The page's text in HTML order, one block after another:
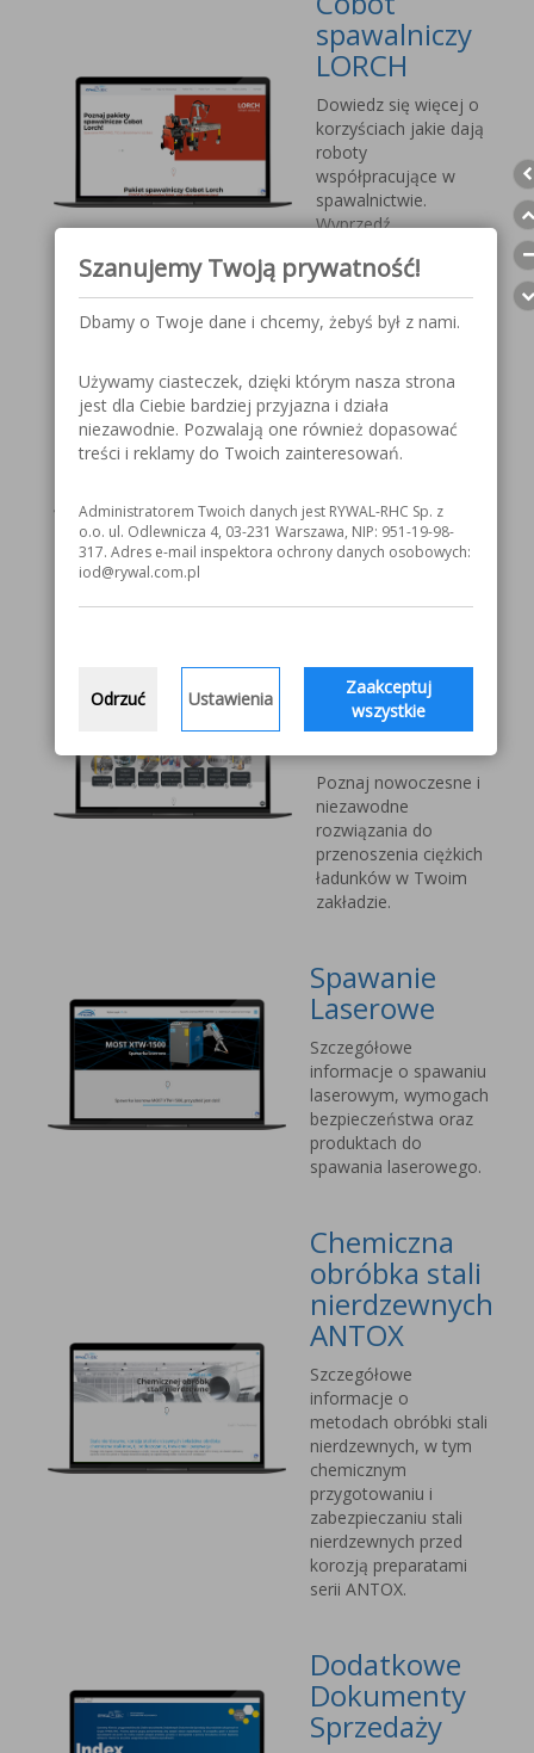
spawalniczy
LORCH
Dowiedz się więcej o
korzyściach jakie dają
roboty
współpracujące w
spawalnictwie.
Wyprzedź
nadchodzącym
wyzwaniom.
Przyłbica
spawalnicza
V1000 MOST
przyłbicy spawalniczej
V1000 MOST
Systemy
bliskiego
Vetter Kran
Technik
Poznaj nowoczesne i
niezawodne
rozwiązania do
przenoszenia ciężkich
ładunków w Twoim
zakładzie.
Spawanie
Laserowe
Szczegółowe
informacje o spawaniu
laserowym, wymogach
bezpieczeństwa oraz
produktach do
spawania laserowego.
Chemiczna
obróbka stali
nierdzewnych
ANTOX
Szczegółowe
informacje o
metodach obróbki stali
nierdzewnych, w tym
chemicznym
przygotowaniu i
zabezpieczaniu stali
nierdzewnych przed
korozją preparatami
serii ANTOX.
Dodatkowe
Dokumenty
Sprzedaży
Szanujemy Twoją prywatność!
Dbamy o Twoje dane i chcemy, żebyś był z nami.
Używamy ciasteczek, dzięki którym nasza strona
jest dla Ciebie bardziej przyjazna i działa
niezawodnie. Pozwalają one również dopasować
treści i reklamy do Twoich zainteresowań.
Administratorem Twoich danych jest RYWAL-RHC Sp. z
o.o. ul. Odlewnicza 4, 03-231 Warszawa, NIP: 951-19-98-
317. Adres e-mail inspektora ochrony danych osobowych:
iod@rywal.com.pl
Odrzuć Ustawienia
Zaakceptuj
wszystkie